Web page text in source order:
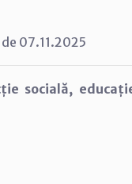
07.11.2025
socială,